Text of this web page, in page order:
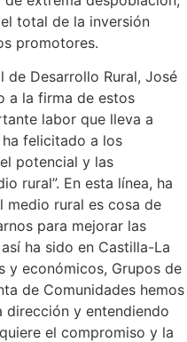
total de la inversión
promotores.
Desarrollo Rural, José
a la firma de estos
labor que lleva a
felicitado a los
potencial y las
rural”. En esta línea, ha
medio rural es cosa de
para mejorar las
ha sido en Castilla-La
y económicos, Grupos de
de Comunidades hemos
dirección y entendiendo
el compromiso y la